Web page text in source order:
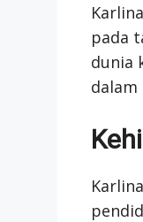
pada
dunia
dalam